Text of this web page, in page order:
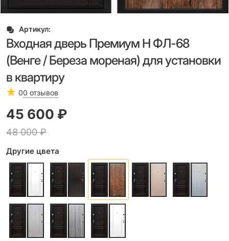
Артикул:
Входная дверь Премиум Н ФЛ-68
(Венге / Береза мореная) для установки
в квартиру
00 отзывов
48 000 ₽
45 600 ₽
Другие цвета